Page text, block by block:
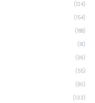
(124)
(154)
(188)
(81)
(99)
(55)
(80)
(133)